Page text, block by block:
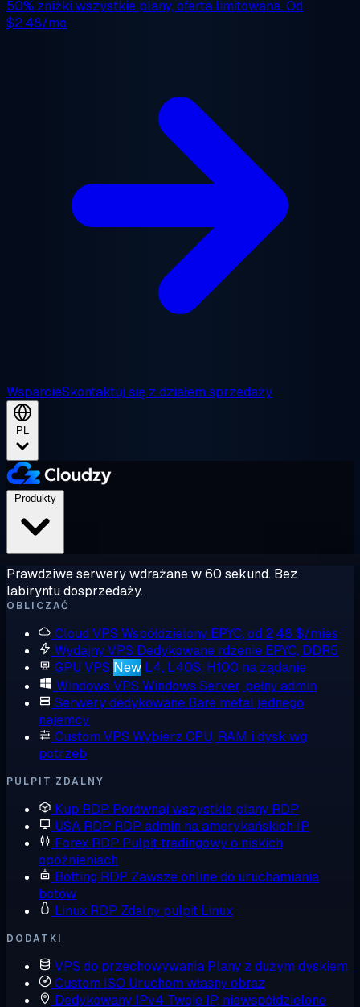
50% zniżki wszystkie plany, oferta limitowana. Od
$2.48/mo
WsparcieSkontaktuj się z działem sprzedaży
PL
Prawdziwe serwery wdrażane w 60 sekund. Bez
labiryntu dosprzedaży.
OBLICZAĆ
Cloud VPS Współdzielony EPYC, od 2,48 $/mies
Wydajny VPS Dedykowane rdzenie EPYC, DDR5
GPU VPS New L4, L40S, H100 na żądanie
Windows VPS Windows Server, pełny admin
Serwery dedykowane Bare metal jednego
najemcy
Custom VPS Wybierz CPU, RAM i dysk wg
potrzeb
PULPIT ZDALNY
Kup RDP Porównaj wszystkie plany RDP
USA RDP RDP admin na amerykańskich IP
Forex RDP Pulpit tradingowy o niskich
opóźnieniach
Botting RDP Zawsze online do uruchamiania
botów
Linux RDP Zdalny pulpit Linux
DODATKI
VPS do przechowywania Plany z dużym dyskiem
Custom ISO Uruchom własny obraz
Dedykowany IPv4 Twoje IP, niewspółdzielone